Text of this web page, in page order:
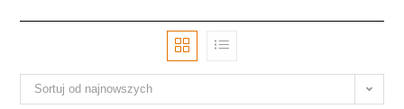
Sortuj od najnowszych